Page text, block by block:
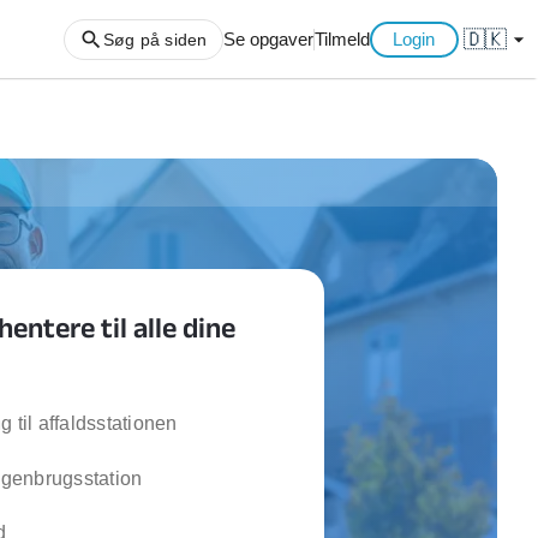
af haveaffald
af storskrald
af køkken
Søg på siden Se opgaverTilmeld Login 🇩🇰 arrow_drop_down
til alle dine
til affaldsstationen